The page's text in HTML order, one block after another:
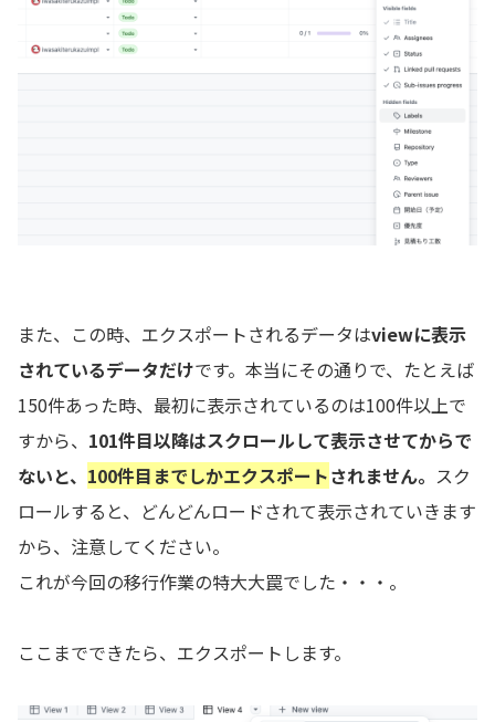
また、この時、エクスポートされるデータはviewに表示
されているデータだけです。本当にその通りで、たとえば
150件あった時、最初に表示されているのは100件以上で
すから、 101件目以降はスクロールして表示させてからで
ないと、 100件目までしかエクスポートされません。 スク
ロールすると、どんどんロードされて表示されていきます
から、注意してください。
これが今回の移行作業の特大大罠でした・・・。
ここまでできたら、エクスポートします。